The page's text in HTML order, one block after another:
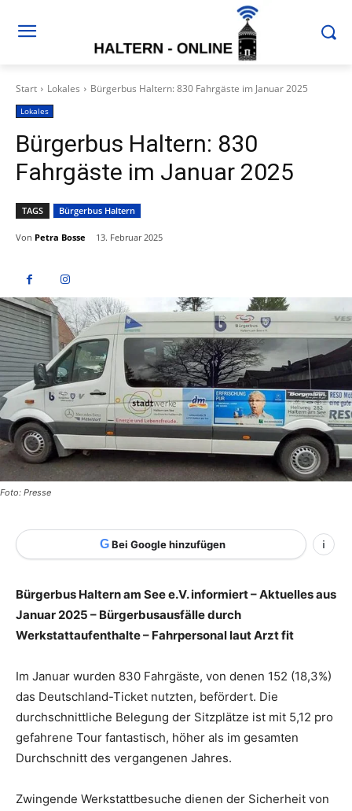
Start Lokales Bürgerbus Haltern: 830 Fahrgäste im Januar 2025
Lokales
Bürgerbus Haltern: 830
Fahrgäste im Januar 2025
TAGS Bürgerbus Haltern
Von Petra Bosse 13. Februar 2025
Foto: Presse
G Bei Google hinzufügen i
Bürgerbus Haltern am See e.V. informiert – Aktuelles aus
Januar 2025 – Bürgerbusausfälle durch
Werkstattaufenthalte – Fahrpersonal laut Arzt fit
Im Januar wurden 830 Fahrgäste, von denen 152 (18,3%)
das Deutschland-Ticket nutzten, befördert. Die
durchschnittliche Belegung der Sitzplätze ist mit 5,12 pro
gefahrene Tour fantastisch, höher als im gesamten
Durchschnitt des vergangenen Jahres.
Zwingende Werkstattbesuche dienen der Sicherheit von